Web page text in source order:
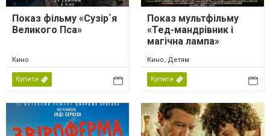
Показ фільму «Сузір`я
Великого Пса»
Кино
Купити
Показ мультфільму
«Тед-мандрівник і
магічна лампа»
Кино, Детям
Купити